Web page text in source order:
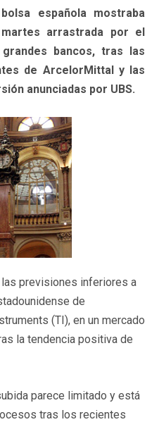
española mostraba
arrastrada por el
bancos, tras las
de ArcelorMittal y las
anunciadas por UBS.
previsiones inferiores a
de
(TI), en un mercado
la tendencia positiva de
parece limitado y está
tras los recientes